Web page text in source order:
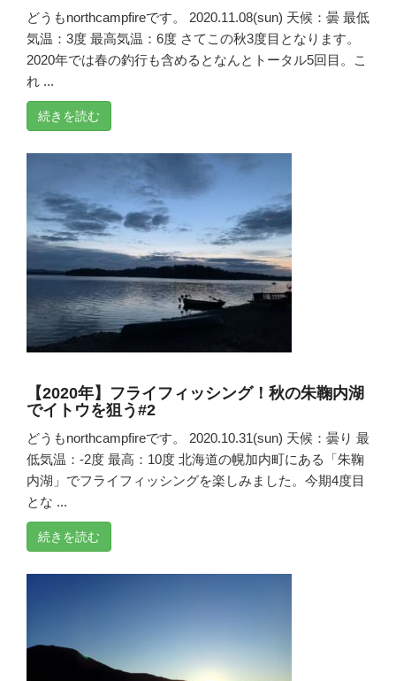
どうもnorthcampfireです。 2020.11.08(sun) 天候：曇 最低
気温：3度 最高気温：6度 さてこの秋3度目となります。
2020年では春の釣行も含めるとなんとトータル5回目。こ
れ ...
続きを読む
【2020年】フライフィッシング！秋の朱鞠内湖
でイトウを狙う#2
どうもnorthcampfireです。 2020.10.31(sun) 天候：曇り 最
低気温：-2度 最高：10度 北海道の幌加内町にある「朱鞠
内湖」でフライフィッシングを楽しみました。今期4度目
とな ...
続きを読む